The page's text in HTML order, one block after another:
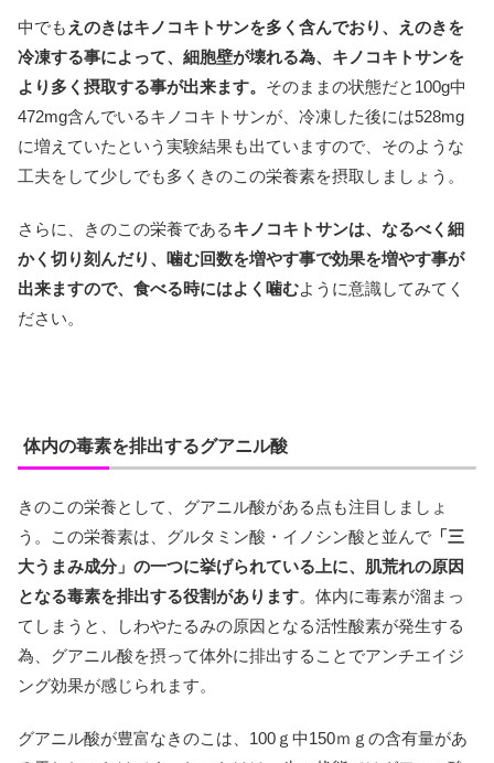
中でも えのきはキノコキトサンを多く含んでおり、えのきを
冷凍する事によって、細胞壁が壊れる為、キノコキトサンを
より多く摂取する事が出来ます。 そのままの状態だと100g中
472mg含んでいるキノコキトサンが、冷凍した後には528mg
に増えていたという実験結果も出ていますので、そのような
工夫をして少しでも多くきのこの栄養素を摂取しましょう。
さらに、きのこの栄養であるキノコキトサンは、なるべく細
かく切り刻んだり、噛む回数を増やす事で効果を増やす事が
出来ますので、食べる時にはよく噛むように意識してみてく
ださい。
体内の毒素を排出するグアニル酸
きのこの栄養として、グアニル酸がある点も注目しましょ
う。この栄養素は、グルタミン酸・イノシン酸と並んで 「三
大うまみ成分」の一つに挙げられている上に、肌荒れの原因
となる毒素を排出する役割があります。体内に毒素が溜まっ
てしまうと、しわやたるみの原因となる活性酸素が発生する
為、グアニル酸を摂って体外に排出することでアンチエイジ
ング効果が感じられます。
グアニル酸が豊富なきのこは、100ｇ中150ｍｇの含有量があ